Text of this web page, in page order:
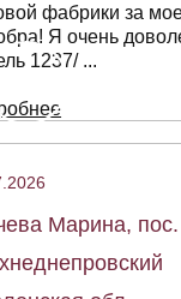
фабрики за
Я очень
1237/ ...
Марина, пос.